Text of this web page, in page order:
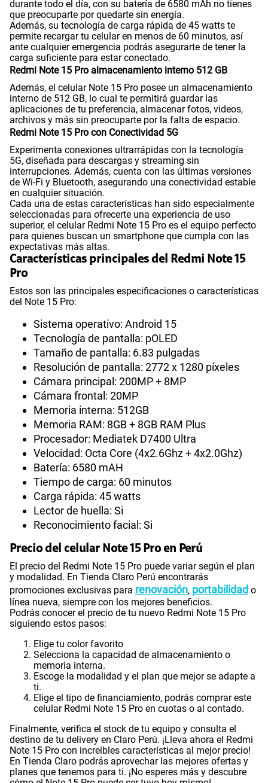
Reconocimiento Facial Si
Lector de Huella Si
Dimensión 163.61 x 78.09 x 7.78 mm
VoWiFi Si
Compatibilidad con eSIM Sí
durante todo el día, con su batería de 6580 mAh no tienes
que preocuparte por quedarte sin energía.
Además, su tecnología de carga rápida de 45 watts te
permite recargar tu celular en menos de 60 minutos, así
ante cualquier emergencia podrás asegurarte de tener la
carga suficiente para estar conectado.
Redmi Note 15 Pro almacenamiento interno 512 GB
Además, el celular Note 15 Pro posee un almacenamiento
interno de 512 GB, lo cual te permitirá guardar las
aplicaciones de tu preferencia, almacenar fotos, videos,
archivos y más sin preocuparte por la falta de espacio.
Redmi Note 15 Pro con Conectividad 5G
Experimenta conexiones ultrarrápidas con la tecnología
5G, diseñada para descargas y streaming sin
interrupciones. Además, cuenta con las últimas versiones
de Wi-Fi y Bluetooth, asegurando una conectividad estable
en cualquier situación.
Cada una de estas características han sido especialmente
seleccionadas para ofrecerte una experiencia de uso
superior, el celular Redmi Note 15 Pro es el equipo perfecto
para quienes buscan un smartphone que cumpla con las
expectativas más altas.
Características principales del Redmi Note 15
Pro
Estos son las principales especificaciones o características
del Note 15 Pro:
Sistema operativo: Android 15
Tecnología de pantalla: pOLED
Tamaño de pantalla: 6.83 pulgadas
Resolución de pantalla: 2772 x 1280 píxeles
Cámara principal: 200MP + 8MP
Cámara frontal: 20MP
Memoria interna: 512GB
Memoria RAM: 8GB + 8GB RAM Plus
Procesador: Mediatek D7400 Ultra
Velocidad: Octa Core (4x2.6Ghz + 4x2.0Ghz)
Batería: 6580 mAH
Tiempo de carga: 60 minutos
Carga rápida: 45 watts
Lector de huella: Si
Reconocimiento facial: Si
Precio del celular Note 15 Pro en Perú
El precio del Redmi Note 15 Pro puede variar según el plan
y modalidad. En Tienda Claro Perú encontrarás
promociones exclusivas para renovación, portabilidad o
línea nueva, siempre con los mejores beneficios.
Podrás conocer el precio de tu nuevo Redmi Note 15 Pro
siguiendo estos pasos:
Elige tu color favorito
Selecciona la capacidad de almacenamiento o
memoria interna.
Escoge la modalidad y el plan que mejor se adapte a
ti.
Elige el tipo de financiamiento, podrás comprar este
celular Redmi Note 15 Pro en cuotas o al contado.
Finalmente, verifica el stock de tu equipo y consulta el
destino de tu delivery en Claro Perú. ¡Lleva ahora el Redmi
Note 15 Pro con increíbles características al mejor precio!
En Tienda Claro podrás aprovechar las mejores ofertas y
planes que tenemos para ti. ¡No esperes más y descubre